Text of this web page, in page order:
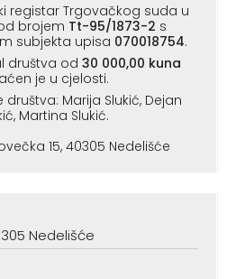
registar Trgovačkog suda u
brojem Tt-95/1873-2 s
subjekta upisa 070018754.
društva od 30 000,00 kuna
je u cjelosti.
Marija Slukić, Dejan
Martina Slukić.
15, 40305 Nedelišće
Nedelišće